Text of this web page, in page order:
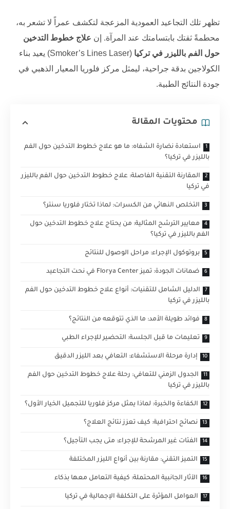
تظهر تلك التجاعيد العمودية المزعجة لتكشف عمراً لا تشعر به،
محطمةً ثقتك بابتسامتك عند المرآة. إن علاج خطوط التدخين
حول الفم بالليزر في تركيا
(Smoker’s Lines Laser) يعيد بناء
الكولاجين بدقة جراحية، ليمثل مركز فلوريا المعيار الذهبي في
جودة النتائج الطبية.
محتويات المقالة
استعادة نضارة الشفاه: ما هو علاج خطوط التدخين حول الفم
بالليزر في تركيا؟
المقارنة التقنية الفاصلة: علاج خطوط التدخين حول الفم بالليزر
في تركيا
التخلص النهائي من الكسرات: لماذا تختار فلوريا سنتر؟
معايير الترشح المثالية: من يحتاج علاج خطوط التدخين حول
الفم بالليزر في تركيا؟
بروتوكول الإجراء: مراحل الوصول للنتائج
ضمانات الجودة: تميز Florya Center في نحت التجاعيد
الدليل الشامل للتقنيات: أنواع علاج خطوط التدخين حول الفم
بالليزر في تركيا
فوائد طويلة الأمد: ما الذي تتوقعه من النتائج؟
تعليمات ما قبل الجلسة: التحضير للإجراء الطبي
إدارة مرحلة الاستشفاء: التعافي بعد الليزر الدقيق
الجدول الزمني للتعافي: رحلة علاج خطوط التدخين حول الفم
بالليزر في تركيا
الكفاءة والخبرة: لماذا يمثل مركز فلوريا للتجميل الخيار الأول؟
نصائح احترافية: كيف تعزز نتائج العلاج؟
الفئات غير المرشحة للإجراء: متى يجب التأجيل؟
التميز التقني: مقارنة بين أنواع الليزر المختلفة
الآثار الجانبية المحتملة: كيفية التعامل معها بذكاء
العوامل المؤثرة على التكلفة الإجمالية في تركيا